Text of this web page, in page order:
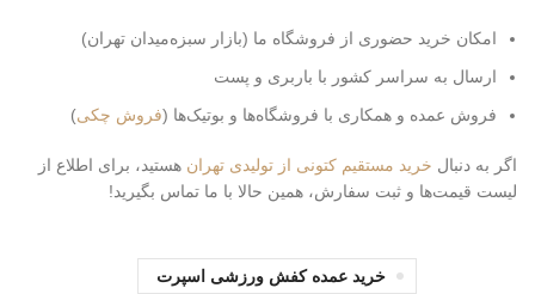
امکان خرید حضوری از فروشگاه ما (بازار سبزه‌میدان تهران)
ارسال به سراسر کشور با باربری و پست
فروش عمده و همکاری با فروشگاه‌ها و بوتیک‌ها (فروش چکی)
اگر به دنبال خرید مستقیم کتونی از تولیدی تهران هستید، برای اطلاع از
لیست قیمت‌ها و ثبت سفارش، همین حالا با ما تماس بگیرید!
خرید عمده کفش ورزشی اسپرت